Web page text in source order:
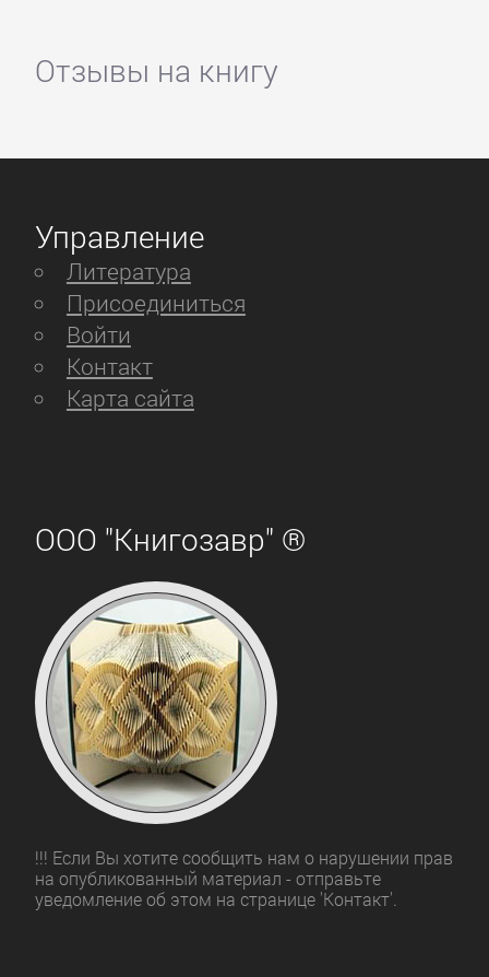
Отзывы на книгу
Управление
Литература
Присоединиться
Войти
Контакт
Карта сайта
ООО "Книгозавр" ®
!!! Если Вы хотите сообщить нам о нарушении прав
на опубликованный материал - отправьте
уведомление об этом на странице 'Контакт'.